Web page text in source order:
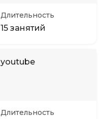
Длительность
15 занятий
youtube
Длительность